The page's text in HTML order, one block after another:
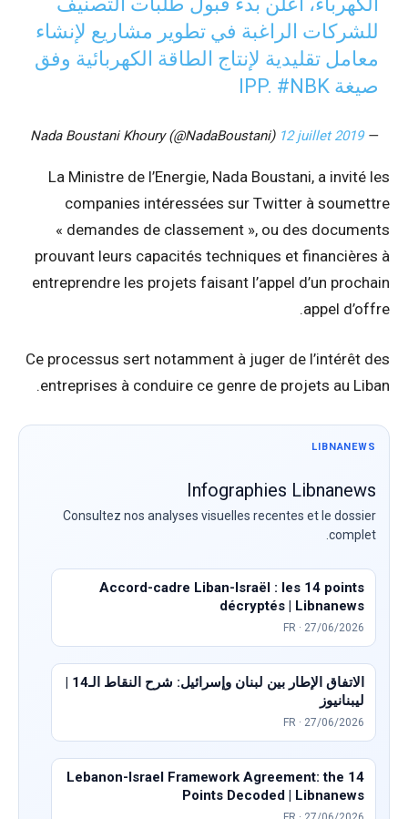
للشركات الراغبة في تطوير مشاريع لإنشاء
معامل تقليدية لإنتاج الطاقة الكهربائية وفق
صيغة IPP.#NBK
— Nada Boustani Khoury (@NadaBoustani)
12 juillet 2019
La Ministre de l’Energie, Nada Boustani, a invité les
companies intéressées sur Twitter à soumettre
« demandes de classement », ou des documents
prouvant leurs capacités techniques et financières à
entreprendre les projets faisant l’appel d’un prochain
appel d’offre.
Ce processus sert notamment à juger de l’intérêt des
entreprises à conduire ce genre de projets au Liban.
LIBNANEWS
Infographies Libnanews
Consultez nos analyses visuelles recentes et le dossier
complet.
Accord-cadre Liban-Israël : les 14 points
décryptés | Libnanews
FR · 27/06/2026
الاتفاق الإطار بين لبنان وإسرائيل: شرح النقاط الـ14 |
ليبنانيوز
FR · 27/06/2026
Lebanon-Israel Framework Agreement: the 14
Points Decoded | Libnanews